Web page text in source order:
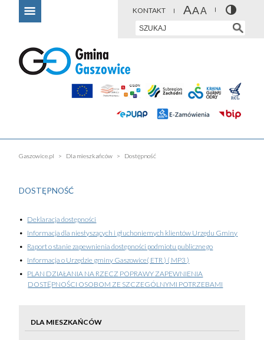
KONTAKT
Gaszowice.pl Dla mieszkańców Dostępność
DOSTĘPNOŚĆ
Deklaracja dostępności
Informacja dla niesłyszących i głuchoniemych klientów Urzędu Gminy
Raport o stanie zapewnienia dostępności podmiotu publicznego
Informacja o Urzędzie gminy Gaszowice( ETR ) ( MP3 )
PLAN DZIAŁANIA NA RZECZ POPRAWY ZAPEWNIENIA
DOSTĘPNOŚCI OSOBOM ZE SZCZEGÓLNYMI POTRZEBAMI
DLA MIESZKAŃCÓW